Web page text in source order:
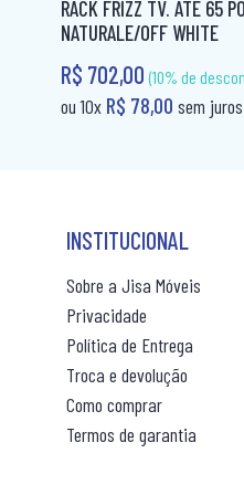
RACK FRIZZ TV. ATÉ 65
NATURALE/OFF WHITE
R$ 702,00(10% de
ou 10x R$ 78,00 sem juros
INSTITUCIONAL
Sobre a Jisa Móveis
Privacidade
Política de Entrega
Troca e devolução
Como comprar
Termos de garantia